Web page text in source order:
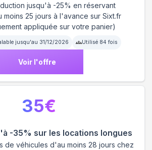
jusqu'à -25% en réservant
moins 25 jours à l'avance sur Sixt.fr
appliquée sur votre panier)
jusqu'au 31/12/2026 Utilisé 84 fois
Voir l'offre
-35% sur les locations longues
de véhicules d'au moins 28 jours chez
35€